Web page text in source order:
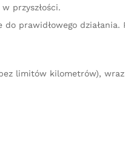
przyszłości.
prawidłowego działania.
limitów kilometrów),